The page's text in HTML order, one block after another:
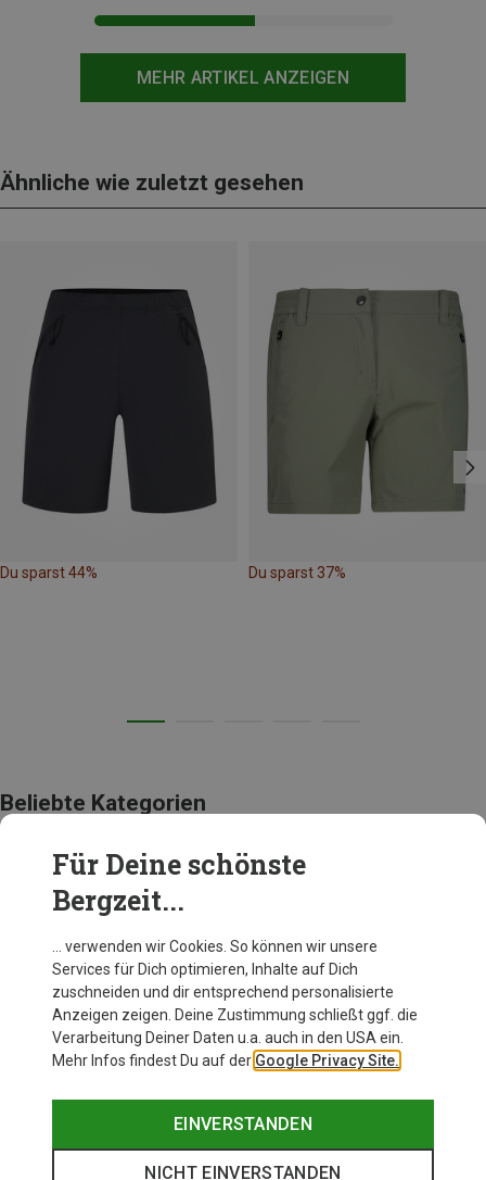
MEHR ARTIKEL ANZEIGEN
Ähnliche wie zuletzt gesehen
Du sparst 44% Du sparst 37%
Beliebte Kategorien
BEKLEIDUNG
Für Deine schönste
Bergzeit...
… verwenden wir Cookies. So können wir unsere
Services für Dich optimieren, Inhalte auf Dich
zuschneiden und dir entsprechend personalisierte
Anzeigen zeigen. Deine Zustimmung schließt ggf. die
Verarbeitung Deiner Daten u.a. auch in den USA ein.
Mehr Infos findest Du auf der Google Privacy Site.
EINVERSTANDEN
NICHT EINVERSTANDEN